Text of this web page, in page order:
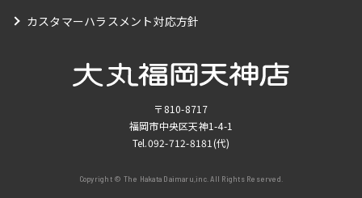
カスタマーハラスメント対応方針
〒810-8717
福岡市中央区天神1-4-1
Tel.092-712-8181 (代)
Copyright © The Hakata Daimaru,inc. All Rights Reserved.